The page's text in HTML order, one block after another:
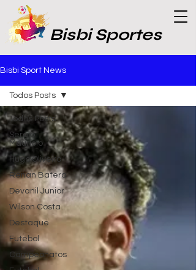
Bisbi Sportes
Bisbi Sport News
Todos Posts
Sergio
Maurício
Hugo Oliveira
Renan Batera
Devanil Junior
Wilson Costa
Destaque
Futebol
Campeonatos
Todos Posts